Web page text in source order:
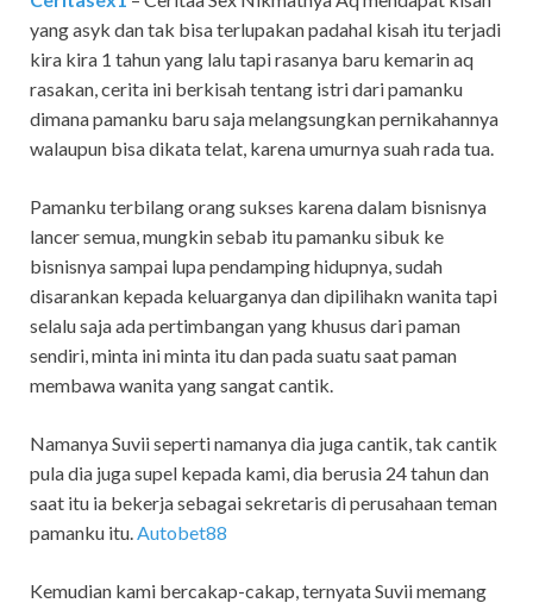
yang asyk dan tak bisa terlupakan padahal kisah itu terjadi
kira kira 1 tahun yang lalu tapi rasanya baru kemarin aq
rasakan, cerita ini berkisah tentang istri dari pamanku
dimana pamanku baru saja melangsungkan pernikahannya
walaupun bisa dikata telat, karena umurnya suah rada tua.
Pamanku terbilang orang sukses karena dalam bisnisnya
lancer semua, mungkin sebab itu pamanku sibuk ke
bisnisnya sampai lupa pendamping hidupnya, sudah
disarankan kepada keluarganya dan dipilihakn wanita tapi
selalu saja ada pertimbangan yang khusus dari paman
sendiri, minta ini minta itu dan pada suatu saat paman
membawa wanita yang sangat cantik.
Namanya Suvii seperti namanya dia juga cantik, tak cantik
pula dia juga supel kepada kami, dia berusia 24 tahun dan
saat itu ia bekerja sebagai sekretaris di perusahaan teman
pamanku itu.Autobet88
Kemudian kami bercakap-cakap, ternyata Suvii memang